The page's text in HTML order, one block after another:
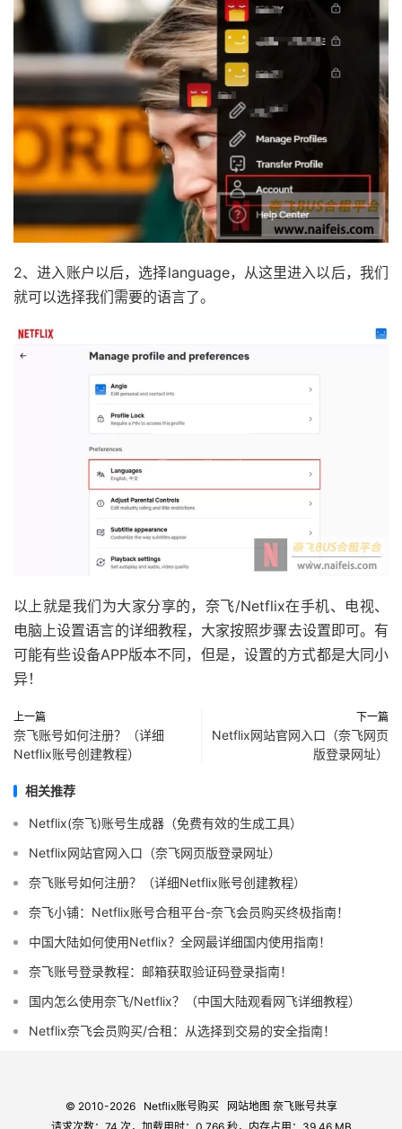
2、进入账户以后，选择language，从这里进入以后，我们
就可以选择我们需要的语言了。
以上就是我们为大家分享的，奈飞/Netflix在手机、电视、
电脑上设置语言的详细教程，大家按照步骤去设置即可。有
可能有些设备APP版本不同，但是，设置的方式都是大同小
异！
上一篇
奈飞账号如何注册？（详细
Netflix账号创建教程）
下一篇
Netflix网站官网入口（奈飞网页
版登录网址）
相关推荐
Netflix(奈飞)账号生成器（免费有效的生成工具）
Netflix网站官网入口（奈飞网页版登录网址）
奈飞账号如何注册？（详细Netflix账号创建教程）
奈飞小铺：Netflix账号合租平台-奈飞会员购买终极指南！
中国大陆如何使用Netflix？全网最详细国内使用指南！
奈飞账号登录教程：邮箱获取验证码登录指南！
国内怎么使用奈飞/Netflix？（中国大陆观看网飞详细教程）
Netflix奈飞会员购买/合租：从选择到交易的安全指南！
© 2010-2026 Netflix账号购买 网站地图 奈飞账号共享